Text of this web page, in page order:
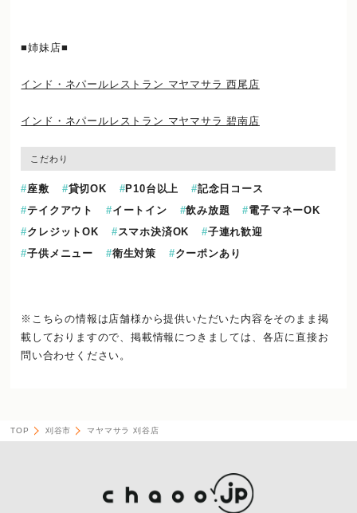
■姉妹店■
インド・ネパールレストラン マヤマサラ 西尾店
インド・ネパールレストラン マヤマサラ 碧南店
こだわり
座敷 貸切OK P10台以上
記念日コース
テイクアウト
イートイン 飲み放題
電子マネーOK
クレジットOK
スマホ決済OK
子連れ歓迎
子供メニュー
衛生対策 クーポンあり
※こちらの情報は店舗様から提供いただいた内容をそのまま掲
載しておりますので、掲載情報につきましては、各店に直接お
問い合わせください。
TOP 刈谷市 マヤマサラ 刈谷店